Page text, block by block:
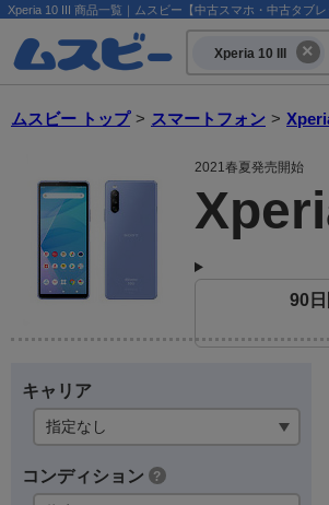
Xperia 10 III 商品一覧｜ムスビー【中古スマホ・中古タブレ
Xperia 10 III
ムスビー トップ > スマートフォン >
2021春夏発売開始
90
キャリア
コンディション ?